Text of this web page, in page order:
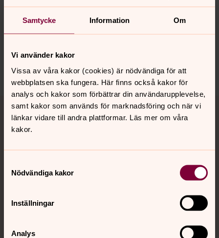
Samtycke Information Om
Vi använder kakor
Vissa av våra kakor (cookies) är nödvändiga för att
webbplatsen ska fungera. Här finns också kakor för
analys och kakor som förbättrar din användarupplevelse,
samt kakor som används för marknadsföring och när vi
länkar vidare till andra plattformar. Läs mer om våra
kakor.
Nödvändiga kakor
Inställningar
Analys
Synpunkter eller frågor på sidans
innehåll?
info@svenskakyrkan.se
Dela
Tillbaka till toppen
Tillbaka till innehållet
Kontakt